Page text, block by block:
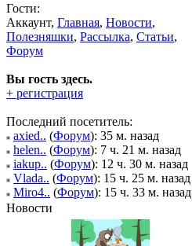
Гости:
Аккаунт, Главная, Новости,
Полезняшки, Рассылка, Статьи,
Форум
Вы гость здесь.
+ регистрация
Последний посетитель:
axied.. (Форум): 35 м. назад
helen.. (Форум): 7 ч. 21 м. назад
iakup.. (Форум): 12 ч. 30 м. назад
Vlada.. (Форум): 15 ч. 25 м. назад
Miro4.. (Форум): 15 ч. 33 м. назад
Новости